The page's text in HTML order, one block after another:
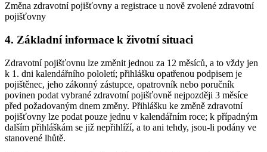
Změna zdravotní pojišťovny a registrace u nově zvolené zdravotní
pojišťovny
4. Základní informace k životní situaci
Zdravotní pojišťovnu lze změnit jednou za 12 měsíců, a to vždy jen
k 1. dni kalendářního pololetí; přihlášku opatřenou podpisem je
pojištěnec, jeho zákonný zástupce, opatrovník nebo poručník
povinen podat vybrané zdravotní pojišťovně nejpozději 3 měsíce
před požadovaným dnem změny. Přihlášku ke změně zdravotní
pojišťovny lze podat pouze jednu v kalendářním roce; k případným
dalším přihláškám se již nepřihlíží, a to ani tehdy, jsou-li podány ve
stanovené lhůtě.